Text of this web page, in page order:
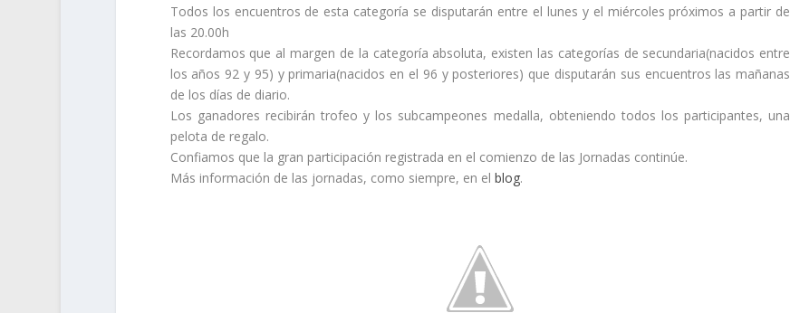
Todos los encuentros de esta categoría se disputarán entre el lunes y el miércoles próximos a partir de
las 20.00h
Recordamos que al margen de la categoría absoluta, existen las categorías de secundaria(nacidos entre
los años 92 y 95) y primaria(nacidos en el 96 y posteriores) que disputarán sus encuentros las mañanas
de los días de diario.
Los ganadores recibirán trofeo y los subcampeones medalla, obteniendo todos los participantes, una
pelota de regalo.
Confiamos que la gran participación registrada en el comienzo de las Jornadas continúe.
Más información de las jornadas, como siempre, en el blog.